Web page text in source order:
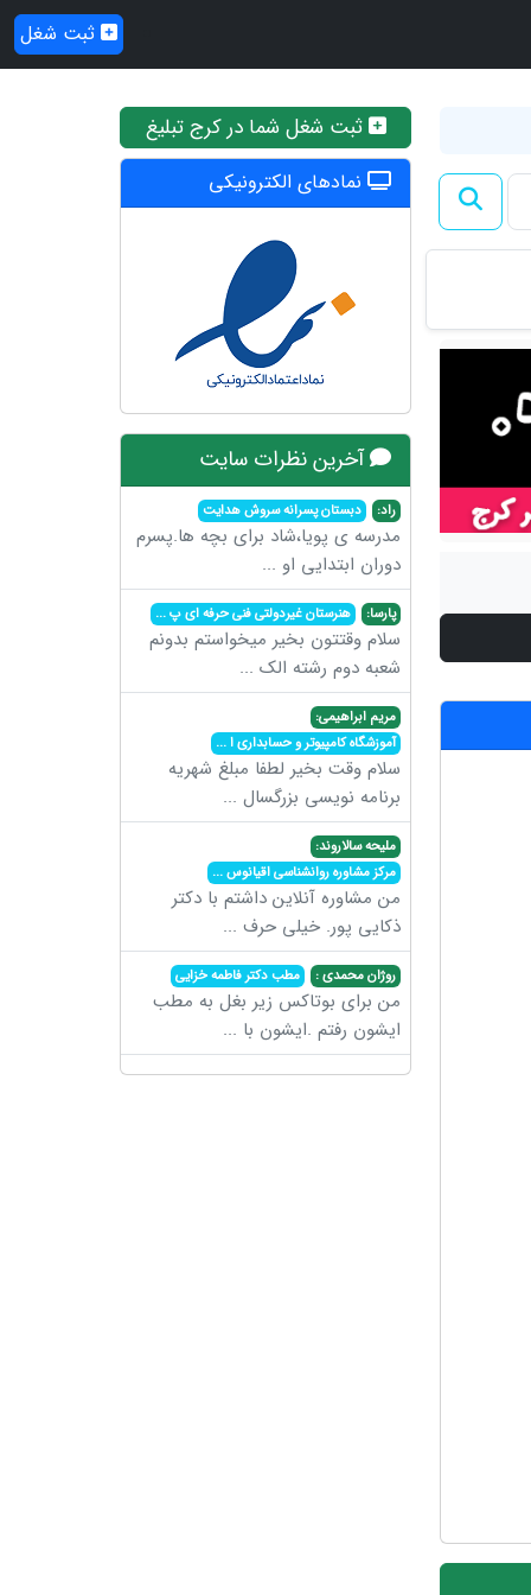
ثبت شغل
ثبت شغل شما در کرج تبلیغ
نمادهای الکترونیکی
آخرین نظرات سایت
راد: دبستان پسرانه سروش هدایت
مدرسه ی پویا،شاد برای بچه ها.پسرم
دوران ابتدایی او ...
پارسا: هنرستان غیردولتی فنی حرفه ای پ...
سلام وقتتون بخیر میخواستم بدونم
شعبه دوم رشته الک ...
مریم ابراهیمی:
آموزشگاه کامپیوتر و حسابداری ا...
سلام وقت بخیر لطفا مبلغ شهریه
برنامه نویسی بزرگسال ...
ملیحه سالاروند:
مرکز مشاوره روانشناسی اقیانوس...
من مشاوره آنلاین داشتم با دکتر
ذکایی پور. خیلی حرف ...
روژان محمدی : مطب دکتر فاطمه خزایی
من برای بوتاکس زیر بغل به مطب
ایشون رفتم .ایشون با ...